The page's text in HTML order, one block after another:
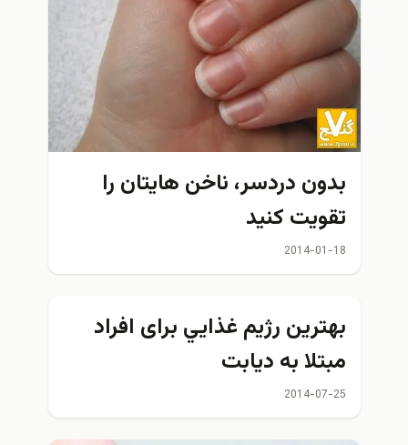
دردسر، ناخن هايتان را
كنيد
رژيم غذايي برای افراد
به ديابت